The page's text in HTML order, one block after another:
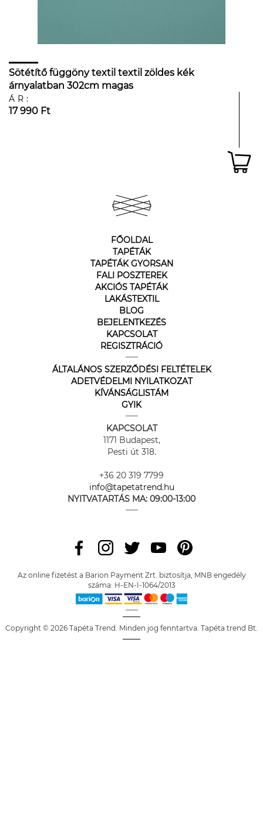
Sötétítő függöny textil textil zöldes kék
árnyalatban 302cm magas
ÁR:
17 990 Ft
FŐOLDAL
TAPÉTÁK
TAPÉTÁK GYORSAN
FALI POSZTEREK
AKCIÓS TAPÉTÁK
LAKÁSTEXTIL
BLOG
BEJELENTKEZÉS
KAPCSOLAT
REGISZTRÁCIÓ
ÁLTALÁNOS SZERZŐDÉSI FELTÉTELEK
ADETVÉDELMI NYILATKOZAT
KÍVÁNSÁGLISTÁM
GYIK
KAPCSOLAT
1171 Budapest,
Pesti út 318.
+36 20 319 7799
info@tapetatrend.hu
NYITVATARTÁS MA: 09:00-13:00
Az online fizetést a Barion Payment Zrt. biztosítja, MNB engedély
száma: H-EN-I-1064/2013
Copyright © 2026 Tapéta Trend. Minden jog fenntartva. Tapéta trend Bt.